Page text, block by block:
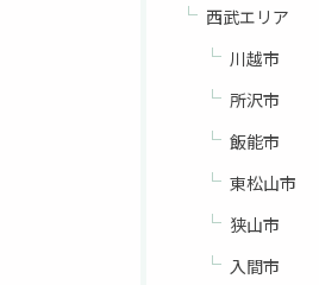
西武エリア
川越市
所沢市
飯能市
東松山市
狭山市
入間市